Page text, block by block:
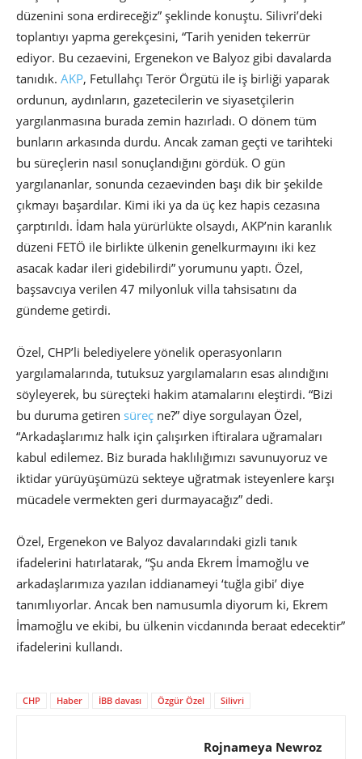
düzenini sona erdireceğiz” şeklinde konuştu. Silivri’deki
toplantıyı yapma gerekçesini, “Tarih yeniden tekerrür
ediyor. Bu cezaevini, Ergenekon ve Balyoz gibi davalarda
tanıdık. AKP, Fetullahçı Terör Örgütü ile iş birliği yaparak
ordunun, aydınların, gazetecilerin ve siyasetçilerin
yargılanmasına burada zemin hazırladı. O dönem tüm
bunların arkasında durdu. Ancak zaman geçti ve tarihteki
bu süreçlerin nasıl sonuçlandığını gördük. O gün
yargılananlar, sonunda cezaevinden başı dik bir şekilde
çıkmayı başardılar. Kimi iki ya da üç kez hapis cezasına
çarptırıldı. İdam hala yürürlükte olsaydı, AKP’nin karanlık
düzeni FETÖ ile birlikte ülkenin genelkurmayını iki kez
asacak kadar ileri gidebilirdi” yorumunu yaptı. Özel,
başsavcıya verilen 47 milyonluk villa tahsisatını da
gündeme getirdi.
Özel, CHP’li belediyelere yönelik operasyonların
yargılamalarında, tutuksuz yargılamaların esas alındığını
söyleyerek, bu süreçteki hakim atamalarını eleştirdi. “Bizi
bu duruma getiren süreç ne?” diye sorgulayan Özel,
“Arkadaşlarımız halk için çalışırken iftiralara uğramaları
kabul edilemez. Biz burada haklılığımızı savunuyoruz ve
iktidar yürüyüşümüzü sekteye uğratmak isteyenlere karşı
mücadele vermekten geri durmayacağız” dedi.
Özel, Ergenekon ve Balyoz davalarındaki gizli tanık
ifadelerini hatırlatarak, “Şu anda Ekrem İmamoğlu ve
arkadaşlarımıza yazılan iddianameyi ‘tuğla gibi’ diye
tanımlıyorlar. Ancak ben namusumla diyorum ki, Ekrem
İmamoğlu ve ekibi, bu ülkenin vicdanında beraat edecektir”
ifadelerini kullandı.
CHP Haber İBB davası Özgür Özel Silivri
Rojnameya Newroz